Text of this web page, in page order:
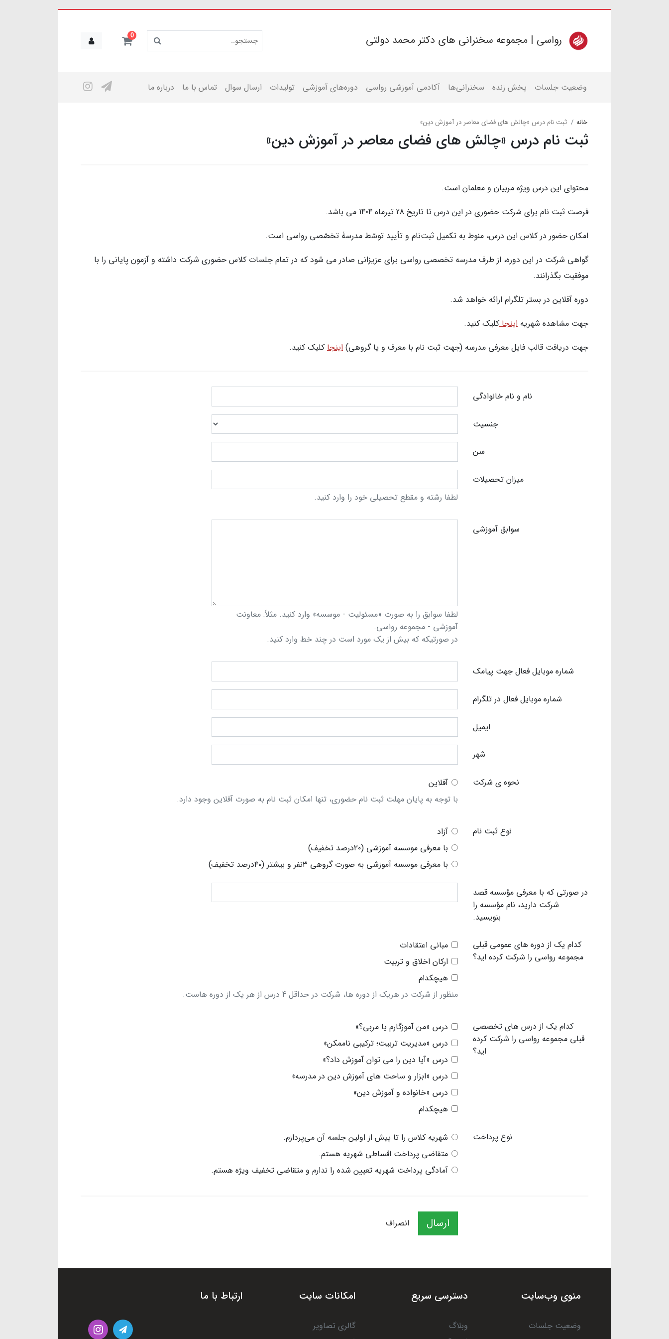
رواسی | مجموعه سخنرانی های دکتر محمد دولتی 0
وضعیت جلسات پخش زنده سخنرانی‌ها آکادمی آموزشی رواسی دوره‌های آموزشی تولیدات ارسال سوال تماس با ما درباره ما
خانه ثبت نام درس «چالش های فضای معاصر در آموزش دین»
ثبت نام درس «چالش های فضای معاصر در آموزش دین»
محتوای این درس ویژه مربیان و معلمان است.
فرصت ثبت نام برای شرکت حضوری در این درس تا تاریخ 28 تیرماه 1404 می باشد.
امکان حضور در کلاس این درس، منوط به تکمیل ثبت‌نام و تأیید توسّط مدرسۀ تخصّصی رواسی است.
گواهی شرکت در این دوره، از طرف مدرسه تخصصی رواسی برای عزیزانی صادر می شود که در تمام جلسات کلاس حضوری شرکت داشته و آزمون پایانی را با
موفقیت بگذرانند.
دوره آفلاین در بستر تلگرام ارائه خواهد شد.
جهت مشاهده شهریه اینجاکلیک کنید.
جهت دریافت قالب فایل معرفی مدرسه (جهت ثبت نام با معرف و یا گروهی) اینجا کلیک کنید.
نام و نام خانوادگی
جنسیت
سن
میزان تحصیلات
لطفا رشته و مقطع تحصیلی خود را وارد کنید.
سوابق آموزشی
لطفا سوابق را به صورت «مسئولیت - موسسه» وارد کنید. مثلاً: معاونت
آموزشی - مجموعه رواسی.
در صورتیکه که بیش از یک مورد است در چند خط وارد کنید.
شماره موبایل فعال جهت پیامک
شماره موبایل فعال در تلگرام
ایمیل
شهر
نحوه ی شرکت
آفلاین
با توجه به پایان مهلت ثبت نام حضوری، تنها امکان ثبت نام به صورت آفلاین وجود دارد.
نوع ثبت نام
آزاد
با معرفی موسسه آموزشی (۲۰درصد تخفیف)
با معرفی موسسه آموزشی به صورت گروهی ۳نفر و بیشتر (۴۰درصد تخفیف)
در صورتی که با معرفی مؤسسه قصد
شرکت دارید، نام مؤسسه را
بنویسید.
کدام یک از دوره های عمومی قبلی
مجموعه رواسی را شرکت کرده اید؟
مبانی اعتقادات
ارکان اخلاق و تربیت
هیچکدام
منظور از شرکت در هریک از دوره ها، شرکت در حداقل 4 درس از هر یک از دوره هاست.
کدام یک از درس های تخصصی
قبلی مجموعه رواسی را شرکت کرده
اید؟
درس «من آموزگارم یا مربی؟»
درس «مدیریت تربیت؛ ترکیبی ناممکن»
درس «آیا دین را می توان آموزش داد؟»
درس «ابزار و ساحت های آموزش دین در مدرسه»
درس «خانواده و آموزش دین»
هیچکدام
نوع پرداخت
شهریه کلاس را تا پیش از اولین جلسه آن می‌پردازم.
متقاضی پرداخت اقساطی شهریه هستم.
آمادگی پرداخت شهریه تعیین شده را ندارم و متقاضی تخفیف ویژه هستم.
ارسال انصراف
منوی وب‌سایت
وضعیت جلسات
دسترسی سریع
وبلاگ
امکانات سایت
گالری تصاویر
ارتباط با ما